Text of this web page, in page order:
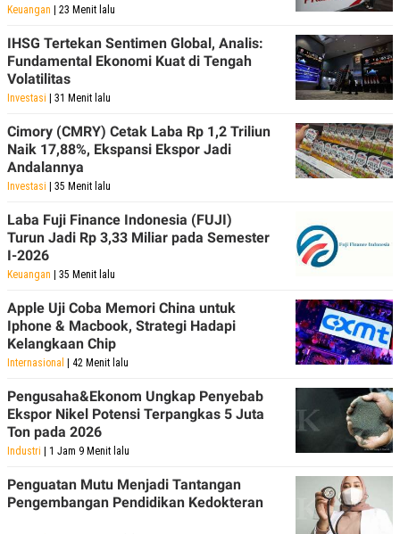
Keuangan | 23 Menit lalu
IHSG Tertekan Sentimen Global, Analis:
Fundamental Ekonomi Kuat di Tengah
Volatilitas
Investasi | 31 Menit lalu
Cimory (CMRY) Cetak Laba Rp 1,2 Triliun
Naik 17,88%, Ekspansi Ekspor Jadi
Andalannya
Investasi | 35 Menit lalu
Laba Fuji Finance Indonesia (FUJI)
Turun Jadi Rp 3,33 Miliar pada Semester
I-2026
Keuangan | 35 Menit lalu
Apple Uji Coba Memori China untuk
Iphone & Macbook, Strategi Hadapi
Kelangkaan Chip
Internasional | 42 Menit lalu
Pengusaha&Ekonom Ungkap Penyebab
Ekspor Nikel Potensi Terpangkas 5 Juta
Ton pada 2026
Industri | 1 Jam 9 Menit lalu
Penguatan Mutu Menjadi Tantangan
Pengembangan Pendidikan Kedokteran